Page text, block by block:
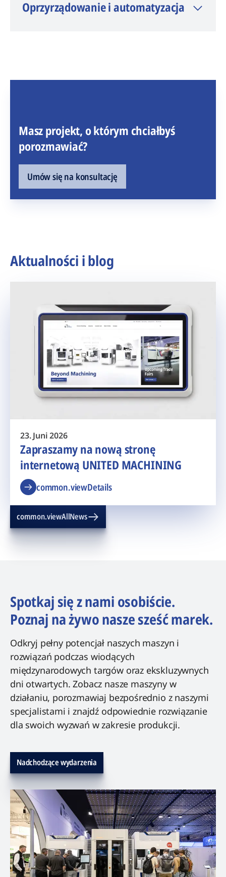
Oprzyrządowanie i automatyzacja
Masz projekt, o którym chciałbyś
porozmawiać?
Umów się na konsultację
Aktualności i blog
23. Juni 2026
Zapraszamy na nową stronę
internetową UNITED MACHINING
common.viewDetails
common.viewAllNews
Spotkaj się z nami osobiście.
Poznaj na żywo nasze sześć marek.
Odkryj pełny potencjał naszych maszyn i
rozwiązań podczas wiodących
międzynarodowych targów oraz ekskluzywnych
dni otwartych. Zobacz nasze maszyny w
działaniu, porozmawiaj bezpośrednio z naszymi
specjalistami i znajdź odpowiednie rozwiązanie
dla swoich wyzwań w zakresie produkcji.
Nadchodzące wydarzenia